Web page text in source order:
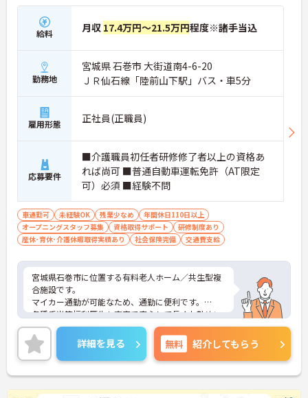
給料 月収 17.4万円～21.5万円程度※諸手当込
勤務地
宮城県 石巻市 大街道南4-6-20
ＪＲ仙石線「陸前山下駅」バス・車5分
雇用形態 正社員(正職員)
応募要件
■介護職員初任者研修修了者以上の資格あ
れば尚可 ■普通自動車運転免許（AT限定
可）必須 ■経験不問
車通勤可 未経験OK 残業少なめ
年間休日110日以上
オープニングスタッフ募集
資格取得サポート
研修制度あり
産休･育休･介護休暇取得実績あり
社会保険完備 交通費支給
宮城県石巻市に位置する有料老人ホーム／共生型複
合施設です。
マイカー通勤が可能なため、通勤に便利です。
各種手当等福利厚生も充実で安心して長くお勤めい
ただけます。
ご興味のある方には、面接対策ポイントなど、さら
に詳細をお話しいたしますのでお気軽にご相談くだ
さい。
詳細を見る 無料 紹介してもらう